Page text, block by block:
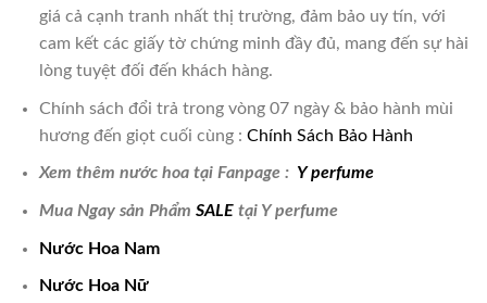
giá cả cạnh tranh nhất thị trường, đảm bảo uy tín, với
cam kết các giấy tờ chứng minh đầy đủ, mang đến sự hài
lòng tuyệt đối đến khách hàng.
Chính sách đổi trả trong vòng 07 ngày & bảo hành mùi
hương đến giọt cuối cùng : Chính Sách Bảo Hành
Xem thêm nước hoa tại Fanpage : Y perfume
Mua Ngay sản Phẩm SALEtại Y perfume
Nước Hoa Nam
Nước Hoa Nữ